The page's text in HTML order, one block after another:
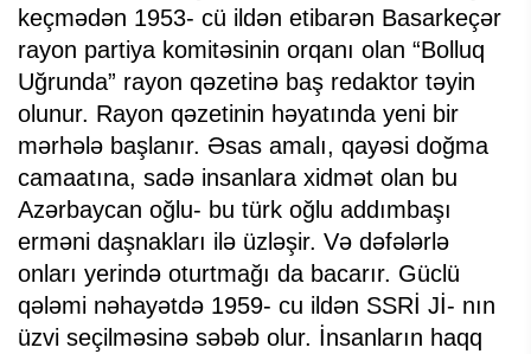
keçmədən 1953- cü ildən etibarən Basarkeçər
rayon partiya komitəsinin orqanı olan “Bolluq
Uğrunda” rayon qəzetinə baş redaktor təyin
olunur. Rayon qəzetinin həyatında yeni bir
mərhələ başlanır. Əsas amalı, qayəsi doğma
camaatına, sadə insanlara xidmət olan bu
Azərbaycan oğlu- bu türk oğlu addımbaşı
erməni daşnakları ilə üzləşir. Və dəfələrlə
onları yerində oturtmağı da bacarır. Güclü
qələmi nəhayətdə 1959- cu ildən SSRİ Jİ- nın
üzvi seçilməsinə səbəb olur. İnsanların haqq